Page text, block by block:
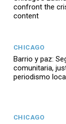
confront the
content
CHICAGO
Barrio y paz:
comunitaria,
periodismo
CHICAGO